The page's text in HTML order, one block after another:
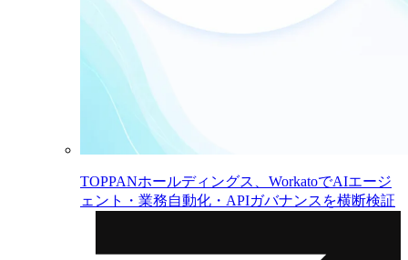
TOPPANホールディングス、WorkatoでAIエージ
ェント・業務自動化・APIガバナンスを横断検証